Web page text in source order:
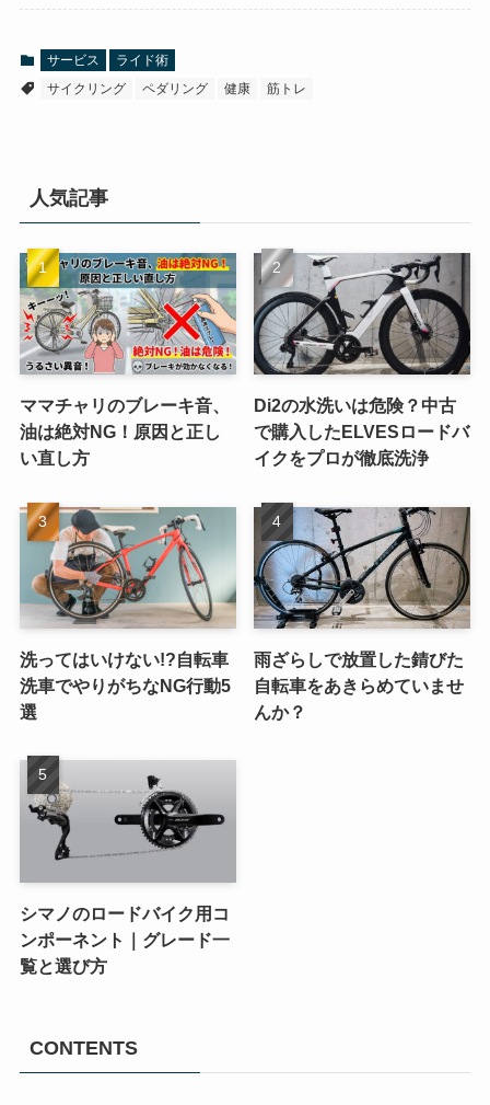
サービス
ライド術
サイクリング
ペダリング 健康 筋トレ
人気記事
ママチャリのブレーキ音、
油は絶対NG！原因と正し
い直し方
Di2の水洗いは危険？中古
で購入したELVESロードバ
イクをプロが徹底洗浄
洗ってはいけない!?自転車
洗車でやりがちなNG行動5
選
雨ざらしで放置した錆びた
自転車をあきらめていませ
んか？
シマノのロードバイク用コ
ンポーネント｜グレード一
覧と選び方
CONTENTS